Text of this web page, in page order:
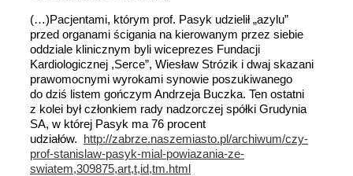
(…)Pacjentami, którym prof. Pasyk udzielił „azylu”
przed organami ścigania na kierowanym przez siebie
oddziale klinicznym byli wiceprezes Fundacji
Kardiologicznej ,Serce”, Wiesław Strózik i dwaj skazani
prawomocnymi wyrokami synowie poszukiwanego
do dziś listem gończym Andrzeja Buczka. Ten ostatni
z kolei był członkiem rady nadzorczej spółki Grudynia
SA, w której Pasyk ma 76 procent
udziałów. http://zabrze.naszemiasto.pl/archiwum/czy-
prof-stanislaw-pasyk-mial-powiazania-ze-
swiatem,309875,art,t,id,tm.html